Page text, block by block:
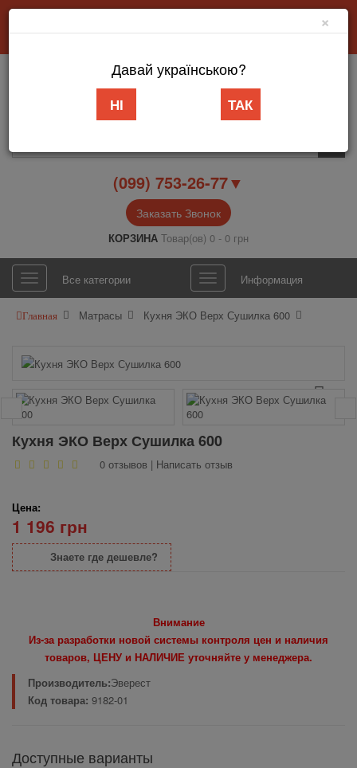
×
Давай українською?
НІ ТАК
(099) 753-26-77▼
Заказать Звонок
КОРЗИНА Товар(ов) 0 - 0 грн
Все категории Информация
Главная Матрасы Кухня ЭКО Верх Сушилка 600
Кухня ЭКО Верх Сушилка 600
0 отзывов | Написать отзыв
Цена:
1 196 грн
Знаете где дешевле?
Внимание
Из-за разработки новой системы контроля цен и наличия
товаров, ЦЕНУ и НАЛИЧИЕ уточняйте у менеджера.
Производитель:Эверест
Код товара: 9182-01
Доступные варианты